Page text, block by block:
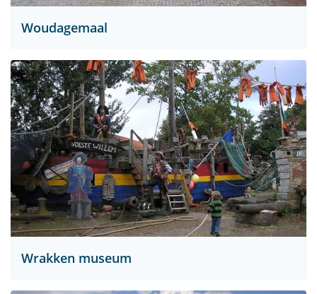
Woudagemaal
Wrakken museum